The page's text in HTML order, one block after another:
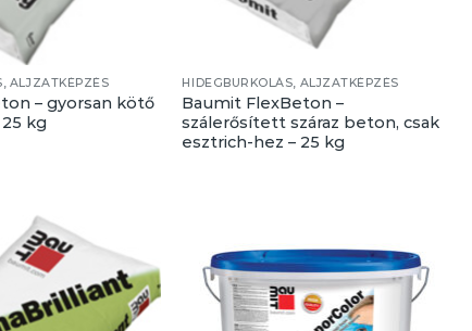
ALJZATKÉPZÉS
– gyorsan kötő
kg
HIDEGBURKOLÁS, ALJZATKÉPZÉS
Baumit FlexBeton –
szálerősített száraz beton, csak
esztrich-hez – 25 kg